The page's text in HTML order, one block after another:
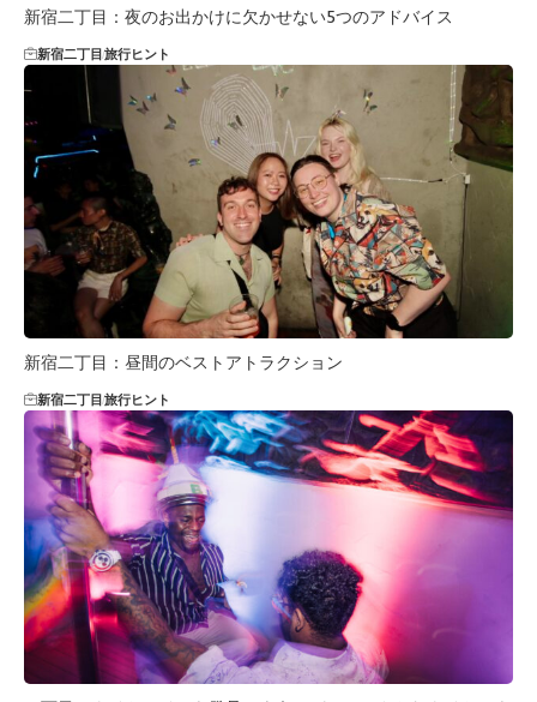
新宿二丁目：夜のお出かけに欠かせない5つのアドバイス
新宿二丁目旅行ヒント
新宿二丁目：昼間のベストアトラクション
新宿二丁目旅行ヒント